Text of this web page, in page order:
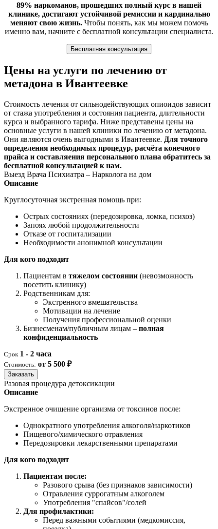
89% наркоманов, прошедших полный курс в нашей
клинике, достигают устойчивой ремиссии и кардинально
меняют свою жизнь.Чтобы понять, как мы можем помочь
именно вам, начните с бесплатной консультации специалиста.
Бесплатная консультация
Цены на услуги по лечению от
метадона в Ивантеевке
Стоимость лечения от сильнодействующих опиоидов зависит
от стажа употребления и состояния пациента, длительности
курса и выбранного тарифа. Ниже представены цены на
основные услуги в нашей клиники по лечению от метадона.
Они являются очень выгодными в Ивантеевке. Для точного
определения необходимых процедур, расчёта конечного
прайса и составляения персонального плана обратитесь за
бесплатной консультацией к нам.
Выезд Врача Психиатра – Нарколога на дом
Описание
Круглосуточная экстренная помощь при:
Острых состояниях (передозировка, ломка, психоз)
Запоях любой продолжительности
Отказе от госпитализации
Необходимости анонимной консультации
Для кого подходит
Пациентам в тяжелом состоянии (невозможность
посетить клинику)
Родственникам для:
Экстренного вмешательства
Мотивации на лечение
Получения профессиональной оценки
Бизнесменам/публичным лицам – полная
конфиденциальность
Срок 1 - 2 часа
Стоимость: от 5 500 ₽
Заказать
Разовая процедура детоксикации
Описание
Экстренное очищение организма от токсинов после:
Однократного употребления алкоголя/наркотиков
Пищевого/химического отравления
Передозировки лекарственными препаратами
Для кого подходит
Пациентам после:
Разового срыва (без признаков зависимости)
Отравления суррогатным алкоголем
Употребления "спайсов"/солей
Для профилактики:
Перед важными событиями (медкомиссия,